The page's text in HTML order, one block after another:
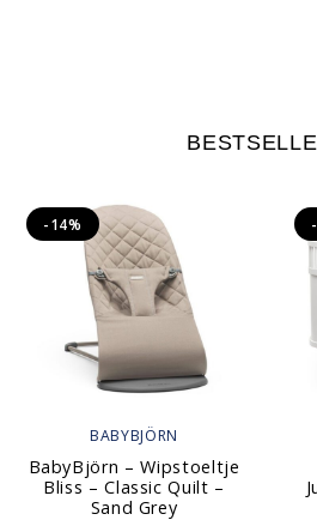
BABYBJÖRN
BabyBjörn – Wipstoeltje
Bliss – Classic Quilt –
Sand Grey
-14%